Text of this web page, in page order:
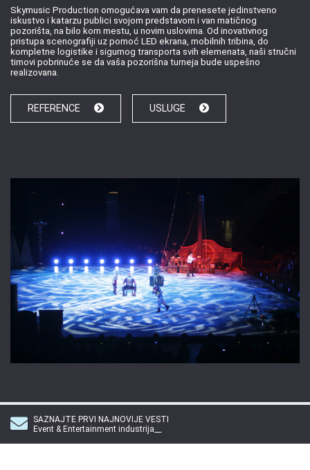
Skymusic Production omogućava vam da prenesete jedinstveno
iskustvo i katarzu publici svojom predstavom i van matičnog
pozorišta, na bilo kom mestu, u novim uslovima. Od inovativnog
pristupa scenografiji uz pomoć LED ekrana, mobilnih tribina, do
kompletne logistike i sigurnog transporta svih elemenata, naši stručni
timovi pobrinuće se da vaša pozorišna turneja bude uspešno
realizovana.
REFERENCE USLUGE
SAZNAJTE PRVI NAJNOVIJE VESTI
Event & Entertainment industrija__